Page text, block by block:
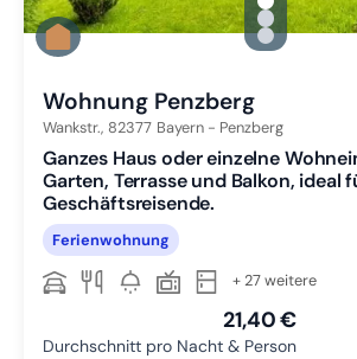
Zu Slide 1
Zu Slide 2
Zu Slide 3
Wohnung Penzberg
Wankstr., 82377 Bayern - Penzberg
Ganzes Haus oder einzelne
Garten, Terrasse und Balkon, ideal
Geschäftsreisende.
Ferienwohnung
+ 27 weitere
21,40 €
Durchschnitt pro Nacht & Person